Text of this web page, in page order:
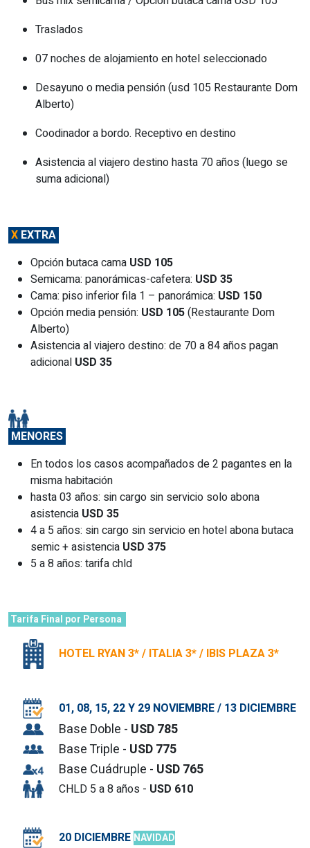
Traslados
07 noches de alojamiento en hotel seleccionado
Desayuno o media pensión (usd 105 Restaurante Dom
Alberto)
Coodinador a bordo. Receptivo en destino
Asistencia al viajero destino hasta 70 años (luego se
suma adicional)
X EXTRA
Opción butaca cama USD 105
Semicama: panorámicas-cafetera: USD 35
Cama: piso inferior fila 1 – panorámica: USD 150
Opción media pensión: USD 105(Restaurante Dom
Alberto)
Asistencia al viajero destino: de 70 a 84 años pagan
adicional USD 35
MENORES
En todos los casos acompañados de 2 pagantes en la
misma habitación
hasta 03 años: sin cargo sin servicio solo abona
asistencia USD 35
4 a 5 años: sin cargo sin servicio en hotel abona butaca
semic + asistencia USD 375
5 a 8 años: tarifa chld
Tarifa Final por Persona
HOTEL RYAN 3* / ITALIA 3* / IBIS PLAZA 3*
01, 08, 15, 22 Y 29 NOVIEMBRE / 13 DICIEMBRE
Base Doble - USD 785
Base Triple - USD 775
Base Cuádruple - USD 765
CHLD 5 a 8 años - USD 610
20 DICIEMBRE NAVIDAD